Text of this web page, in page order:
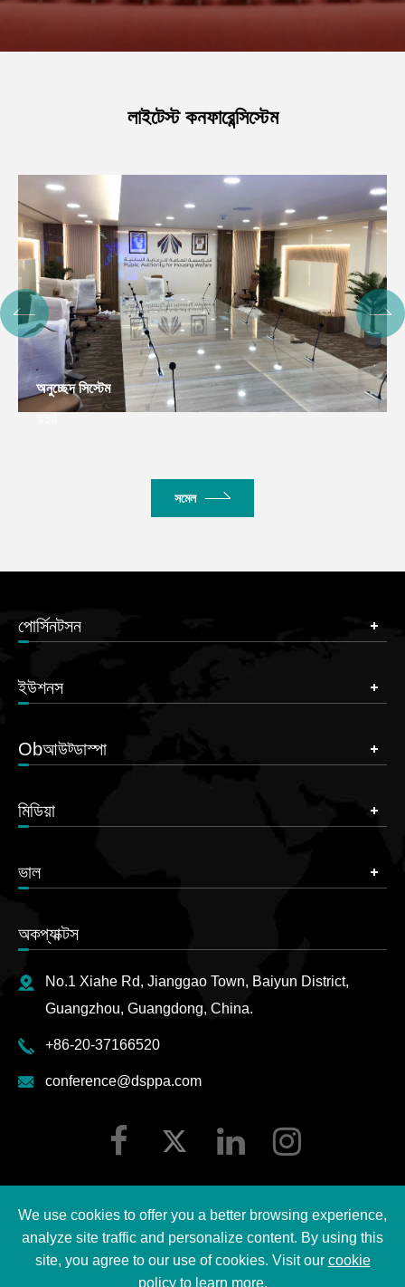
লাইটেস্ট কনফারেন্সিস্টেম
অনুচ্ছেদ সিস্টেম
সমেল
পোর্সিনটসন
ইউশনস
Obআউট্ডাস্পা
মিডিয়া
ভাল
অকপ্যাক্টস
No.1 Xiahe Rd, Jianggao Town, Baiyun District,
Guangzhou, Guangdong, China.
+86-20-37166520
conference@dsppa.com
বিকশিত ©2026 Guangzhou DSPPA Audio Co., Ltd.অলট্রে
We use cookies to offer you a better browsing experience,
analyze site traffic and personalize content. By using this
site, you agree to our use of cookies. Visit our cookie
policyto learn more.